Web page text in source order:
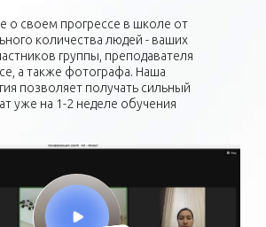
о своем прогрессе в школе от
количества людей - ваших
группы, преподавателя
а также фотографа. Наша
позволяет получать сильный
уже на 1-2 неделе обучения